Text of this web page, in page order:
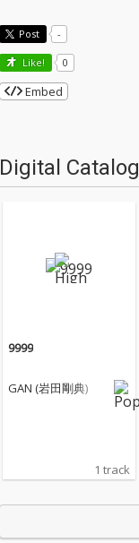
Post -
Like! 0
Embed
Digital Catalog
9999
GAN (岩田剛典)
1 track